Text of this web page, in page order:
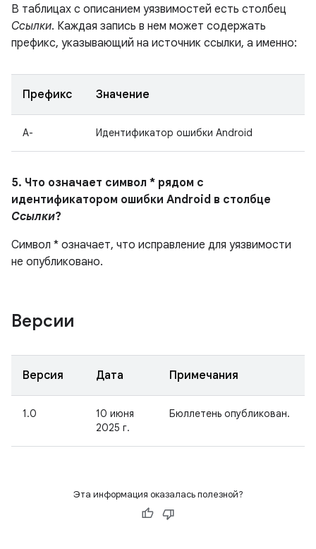
В таблицах с описанием уязвимостей есть столбец
Ссылки. Каждая запись в нем может содержать
префикс, указывающий на источник ссылки, а именно:
Префикс Значение
A- Идентификатор ошибки Android
5. Что означает символ * рядом с
идентификатором ошибки Android в столбце
Ссылки?
Символ * означает, что исправление для уязвимости
не опубликовано.
Версии
Версия Дата Примечания
1.0
10 июня
2025 г.
Бюллетень опубликован.
Эта информация оказалась полезной?